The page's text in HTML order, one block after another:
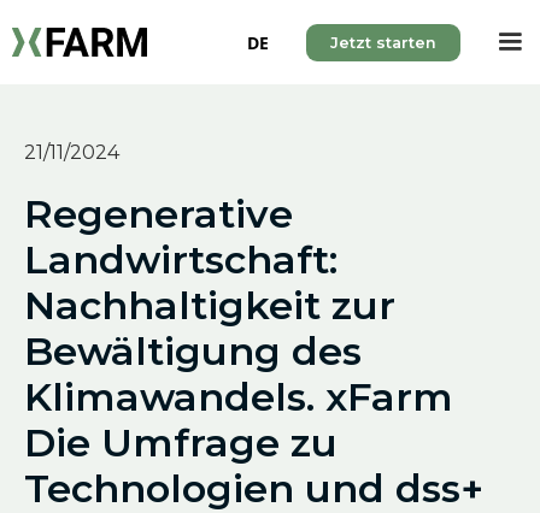
DE Jetzt starten
21/11/2024
Regenerative
Landwirtschaft:
Nachhaltigkeit zur
Bewältigung des
Klimawandels. xFarm
Die Umfrage zu
Technologien und dss+